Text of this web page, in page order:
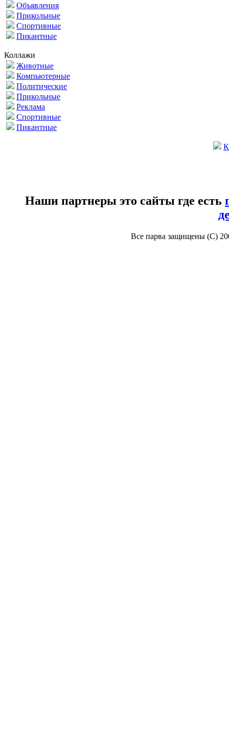
Объявления
Прикольные
Спортивные
Пикантные
Коллажи
Животные
Компьютерные
Политические
Прикольные
Реклама
Спортивные
Пикантные
Наши партнеры это сайты где есть
Все парва защищены (С)